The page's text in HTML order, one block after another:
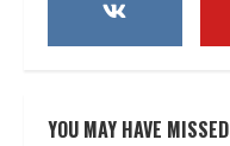
YOU MAY HAVE MISSED